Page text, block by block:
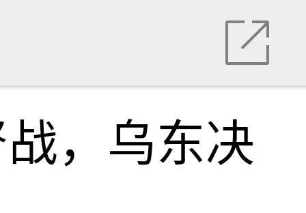
，乌东决